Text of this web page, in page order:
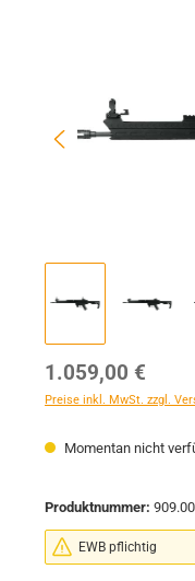
Regulärer Preis:
1.059,00 €
Preise inkl. MwSt. zzgl.
Momentan nicht
Produktnummer:
EWB pflichtig